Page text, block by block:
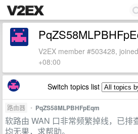
V2EX member #503428,
+08:00
Switch topics list
路由器 • PqZS58MLPBHFpEqm
软路由 WAN 口非常频繁掉线，已排
均无果，求帮助。